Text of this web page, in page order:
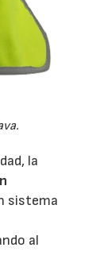
la
sistema
al